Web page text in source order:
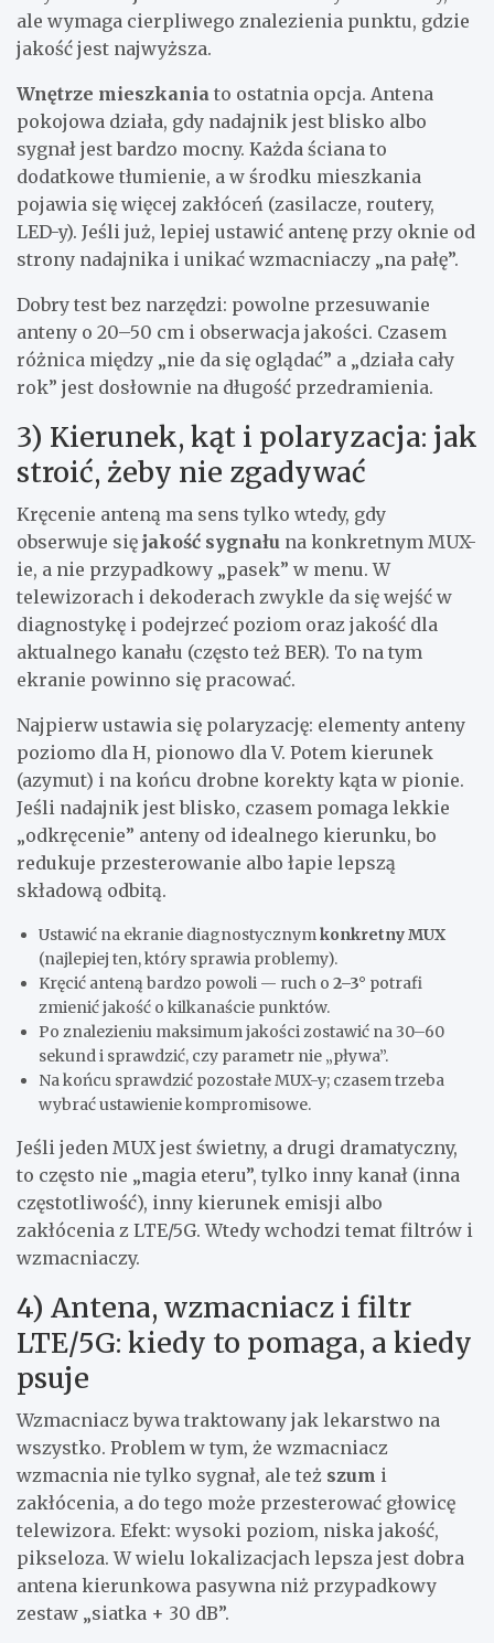
ale wymaga cierpliwego znalezienia punktu, gdzie
jakość jest najwyższa.
Wnętrze mieszkania to ostatnia opcja. Antena
pokojowa działa, gdy nadajnik jest blisko albo
sygnał jest bardzo mocny. Każda ściana to
dodatkowe tłumienie, a w środku mieszkania
pojawia się więcej zakłóceń (zasilacze, routery,
LED-y). Jeśli już, lepiej ustawić antenę przy oknie od
strony nadajnika i unikać wzmacniaczy „na pałę”.
Dobry test bez narzędzi: powolne przesuwanie
anteny o 20–50 cm i obserwacja jakości. Czasem
różnica między „nie da się oglądać” a „działa cały
rok” jest dosłownie na długość przedramienia.
3) Kierunek, kąt i polaryzacja: jak
stroić, żeby nie zgadywać
Kręcenie anteną ma sens tylko wtedy, gdy
obserwuje się jakość sygnału na konkretnym MUX-
ie, a nie przypadkowy „pasek” w menu. W
telewizorach i dekoderach zwykle da się wejść w
diagnostykę i podejrzeć poziom oraz jakość dla
aktualnego kanału (często też BER). To na tym
ekranie powinno się pracować.
Najpierw ustawia się polaryzację: elementy anteny
poziomo dla H, pionowo dla V. Potem kierunek
(azymut) i na końcu drobne korekty kąta w pionie.
Jeśli nadajnik jest blisko, czasem pomaga lekkie
„odkręcenie” anteny od idealnego kierunku, bo
redukuje przesterowanie albo łapie lepszą
składową odbitą.
Ustawić na ekranie diagnostycznymkonkretny MUX
(najlepiej ten, który sprawia problemy).
Kręcić anteną bardzo powoli — ruch o 2–3° potrafi
zmienić jakość o kilkanaście punktów.
Po znalezieniu maksimum jakości zostawić na 30–60
sekund i sprawdzić, czy parametr nie „pływa”.
Na końcu sprawdzić pozostałe MUX-y; czasem trzeba
wybrać ustawienie kompromisowe.
Jeśli jeden MUX jest świetny, a drugi dramatyczny,
to często nie „magia eteru”, tylko inny kanał (inna
częstotliwość), inny kierunek emisji albo
zakłócenia z LTE/5G. Wtedy wchodzi temat filtrów i
wzmacniaczy.
4) Antena, wzmacniacz i filtr
LTE/5G: kiedy to pomaga, a kiedy
psuje
Wzmacniacz bywa traktowany jak lekarstwo na
wszystko. Problem w tym, że wzmacniacz
wzmacnia nie tylko sygnał, ale też szum i
zakłócenia, a do tego może przesterować głowicę
telewizora. Efekt: wysoki poziom, niska jakość,
pikseloza. W wielu lokalizacjach lepsza jest dobra
antena kierunkowa pasywna niż przypadkowy
zestaw „siatka + 30 dB”.